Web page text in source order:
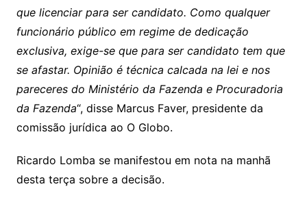
que licenciar para ser candidato. Como qualquer
funcionário público em regime de dedicação
exclusiva, exige-se que para ser candidato tem que
se afastar. Opinião é técnica calcada na lei e nos
pareceres do Ministério da Fazenda e Procuradoria
da Fazenda“, disse Marcus Faver, presidente da
comissão jurídica ao O Globo.
Ricardo Lomba se manifestou em nota na manhã
desta terça sobre a decisão.